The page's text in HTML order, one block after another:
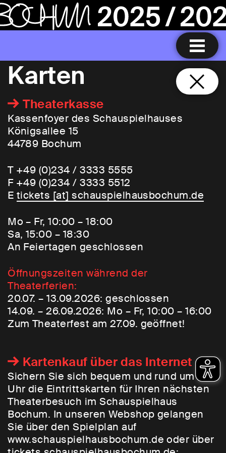
Karten
Theaterkasse
Kassenfoyer des Schauspielhauses
Königsallee 15
44789 Bochum
T +49 (0)234 / 3333 5555
F +49 (0)234 / 3333 5512
E tickets [​at​] schauspielhausbochum.de
Mo – Fr, 10:00 – 18:00
Sa, 15:00 – 18:30
An Feiertagen geschlossen
Öffnungszeiten während der
Theaterferien:
20.07. – 13.09.2026: geschlossen
14.09. – 26.09.2026: Mo – Fr, 10:00 – 16:00
Zum Theaterfest am 27.09. geöffnet!
Kartenkauf über das Internet
Sichern Sie sich bequem und rund um die
Uhr die Eintrittskarten für Ihren nächsten
Theaterbesuch im Schauspielhaus
Bochum. In unseren Webshop gelangen
Sie über den Spielplan auf
www.schauspielhausbochum.de oder über